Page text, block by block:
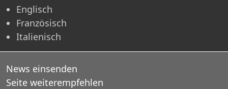
Englisch
Französisch
Italienisch
News einsenden
Seite weiterempfehlen